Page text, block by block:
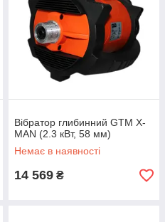
Вібратор глибинний GTM X-
MAN (2.3 кВт, 58 мм)
Немає в наявності
14 569 ₴